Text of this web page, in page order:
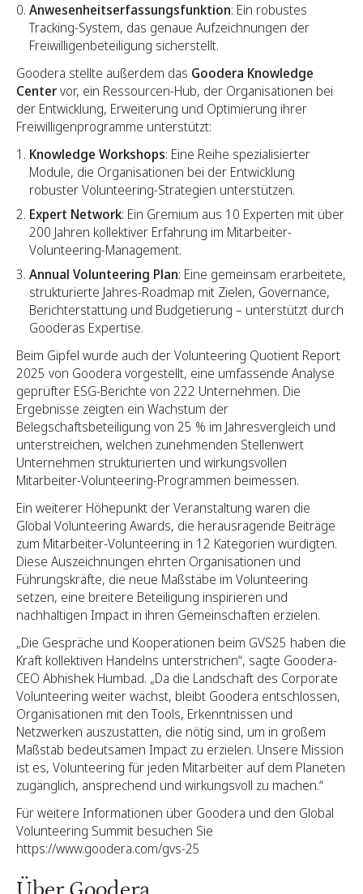
Anwesenheitserfassungsfunktion: Ein robustes
Tracking-System, das genaue Aufzeichnungen der
Freiwilligenbeteiligung sicherstellt.
Goodera stellte außerdem das Goodera Knowledge
Centervor, ein Ressourcen-Hub, der Organisationen bei
der Entwicklung, Erweiterung und Optimierung ihrer
Freiwilligenprogramme unterstützt:
Knowledge Workshops: Eine Reihe spezialisierter
Module, die Organisationen bei der Entwicklung
robuster Volunteering-Strategien unterstützen.
Expert Network: Ein Gremium aus 10 Experten mit über
200 Jahren kollektiver Erfahrung im Mitarbeiter-
Volunteering-Management.
Annual Volunteering Plan: Eine gemeinsam erarbeitete,
strukturierte Jahres-Roadmap mit Zielen, Governance,
Berichterstattung und Budgetierung – unterstützt durch
Gooderas Expertise.
Beim Gipfel wurde auch der Volunteering Quotient Report
2025 von Goodera vorgestellt, eine umfassende Analyse
geprüfter ESG-Berichte von 222 Unternehmen. Die
Ergebnisse zeigten ein Wachstum der
Belegschaftsbeteiligung von 25 % im Jahresvergleich und
unterstreichen, welchen zunehmenden Stellenwert
Unternehmen strukturierten und wirkungsvollen
Mitarbeiter-Volunteering-Programmen beimessen.
Ein weiterer Höhepunkt der Veranstaltung waren die
Global Volunteering Awards, die herausragende Beiträge
zum Mitarbeiter-Volunteering in 12 Kategorien würdigten.
Diese Auszeichnungen ehrten Organisationen und
Führungskräfte, die neue Maßstäbe im Volunteering
setzen, eine breitere Beteiligung inspirieren und
nachhaltigen Impact in ihren Gemeinschaften erzielen.
„Die Gespräche und Kooperationen beim GVS25 haben die
Kraft kollektiven Handelns unterstrichen“, sagte Goodera-
CEO Abhishek Humbad. „Da die Landschaft des Corporate
Volunteering weiter wächst, bleibt Goodera entschlossen,
Organisationen mit den Tools, Erkenntnissen und
Netzwerken auszustatten, die nötig sind, um in großem
Maßstab bedeutsamen Impact zu erzielen. Unsere Mission
ist es, Volunteering für jeden Mitarbeiter auf dem Planeten
zugänglich, ansprechend und wirkungsvoll zu machen.“
Für weitere Informationen über Goodera und den Global
Volunteering Summit besuchen Sie
https://www.goodera.com/gvs-25